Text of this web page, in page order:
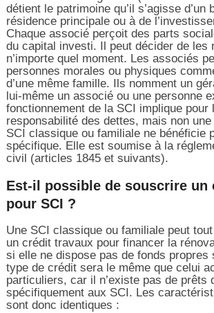
détient le patrimoine qu’il s’agisse d’un
résidence principale ou à de
Chaque associé perçoit des parts
du capital investi. Il peut décider de les
n’importe quel moment. Les associés
personnes morales ou physiques
d’une même famille. Ils nomment un
lui-même un associé ou une personne
fonctionnement de la SCI implique pour
responsabilité des dettes, mais non
SCI classique ou familiale ne bénéficie
spécifique. Elle est soumise à la
civil (articles 1845 et suivants).
Est-il possible de souscrire un
pour SCI ?
Une SCI classique ou familiale peut
un crédit travaux pour financer la
si elle ne dispose pas de fonds propres
type de crédit sera le même que celui
particuliers, car il n’existe pas de prêts
spécifiquement aux SCI. Les
sont donc identiques :